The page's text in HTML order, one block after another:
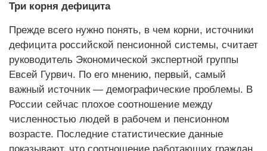
Три корня дефицита
Прежде всего нужно понять, в чем корни, источники
дефицита российской пенсионной системы, считает
руководитель Экономической экспертной группы
Евсей Гурвич. По его мнению, первый, самый
важный источник — демографические проблемы. В
России сейчас плохое соотношение между
численностью людей в рабочем и пенсионном
возрасте. Последние статистические данные